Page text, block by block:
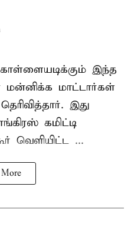
இந்த
மாட்டார்கள்
இது
கமிட்டி
வெளியிட்ட ...